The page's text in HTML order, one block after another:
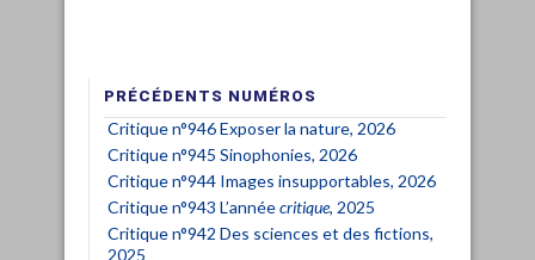
PRÉCÉDENTS NUMÉROS
Critique n°946 Exposer la nature, 2026
Critique n°945 Sinophonies, 2026
Critique n°944 Images insupportables, 2026
Critique n°943 L’annéecritique, 2025
Critique n°942 Des sciences et des fictions,
2025